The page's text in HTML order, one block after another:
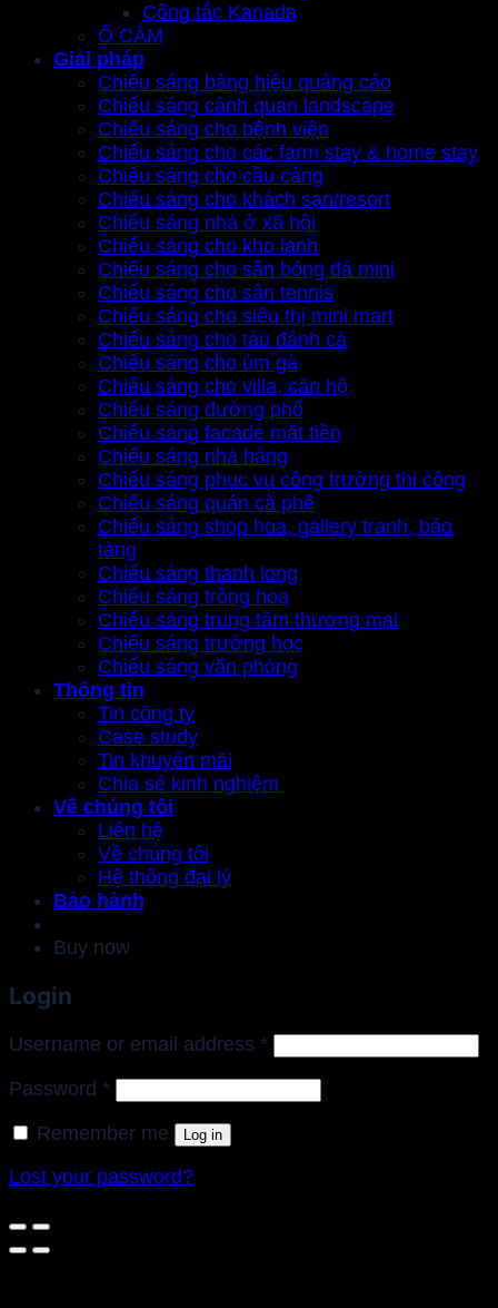
Công tắc Kanada
Ổ CẮM
Giải pháp
Chiếu sáng bảng hiệu quảng cáo
Chiếu sáng cảnh quan landscape
Chiếu sáng cho bệnh viện
Chiếu sáng cho các farm stay & home stay
Chiếu sáng cho cầu cảng
Chiếu sáng cho khách sạn/resort
Chiếu sáng nhà ở xã hội
Chiếu sáng cho kho lạnh
Chiếu sáng cho sân bóng đá mini
Chiếu sáng cho sân tennis
Chiếu sáng cho siêu thị mini mart
Chiếu sáng cho tàu đánh cá
Chiếu sáng cho úm gà
Chiếu sáng cho villa, căn hộ
Chiếu sáng đường phố
Chiếu sáng facade mặt tiền
Chiếu sáng nhà hàng
Chiếu sáng phục vụ công trường thi công
Chiếu sáng quán cà phê
Chiếu sáng shop hoa, gallery tranh, bảo
tàng
Chiếu sáng thanh long
Chiếu sáng trồng hoa
Chiếu sáng trung tâm thương mại
Chiếu sáng trường học
Chiếu sáng văn phòng
Thông tin
Tin công ty
Case study
Tin khuyến mãi
Chia sẻ kinh nghiệm
Về chúng tôi
Liên hệ
Về chúng tôi
Hệ thống đại lý
Bảo hành
Buy now
Login
Username or email address *Required
Password *Required
Remember me Log in
Lost your password?